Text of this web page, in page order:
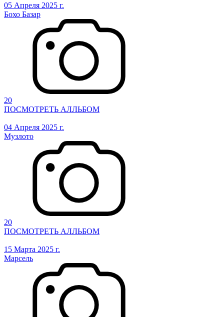
05 Апреля 2025 г.
Бохо Базар
20
ПОСМОТРЕТЬ АЛЛЬБОМ
04 Апреля 2025 г.
Музлото
20
ПОСМОТРЕТЬ АЛЛЬБОМ
15 Марта 2025 г.
Марсель